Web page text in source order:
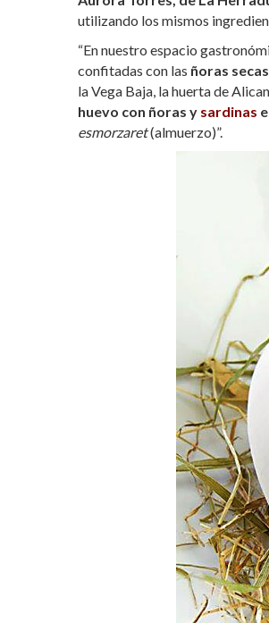
utilizando los mismos
“En nuestro espacio
confitadas con las ñoras secas
la Vega Baja, la huerta de
huevo con ñoras y sardinas
esmorzaret(almuerzo)”.